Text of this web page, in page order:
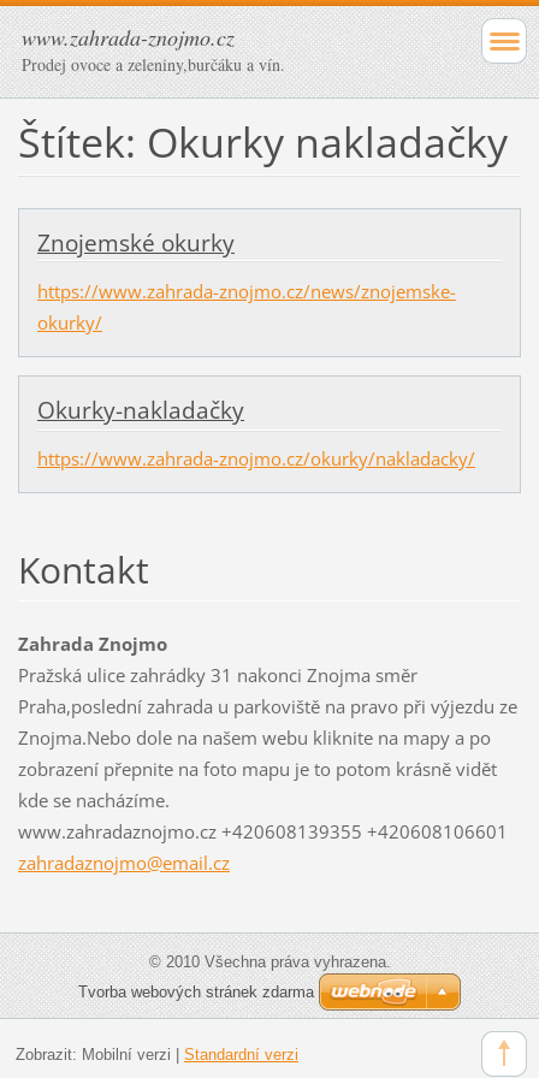
www.zahrada-znojmo.cz
Prodej ovoce a zeleniny,burčáku a vín.
Štítek: Okurky nakladačky
Znojemské okurky
https://www.zahrada-znojmo.cz/news/znojemske-
okurky/
Okurky-nakladačky
https://www.zahrada-znojmo.cz/okurky/nakladacky/
Kontakt
Zahrada Znojmo
Pražská ulice zahrádky 31 nakonci Znojma směr
Praha,poslední zahrada u parkoviště na pravo při výjezdu ze
Znojma.Nebo dole na našem webu kliknite na mapy a po
zobrazení přepnite na foto mapu je to potom krásně vidět
kde se nacházíme.
www.zahradaznojmo.cz +420608139355 +420608106601
zahradaznojmo@email.cz
© 2010 Všechna práva vyhrazena.
Tvorba webových stránek zdarma
Zobrazit: Mobilní verzi Standardní verzi